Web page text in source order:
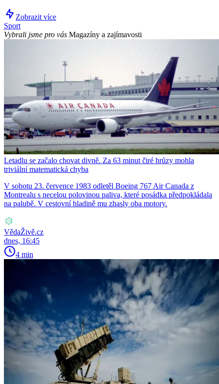
Zobrazit více
Sport
Vybrali jsme pro vás Magazíny a zajímavosti
Letadlu se začalo chovat divně. Za 63 minut čiré hrůzy mohla
triviální matematická chyba
V sobotu 23. července 1983 odletěl Boeing 767 Air Canada z
Montrealu s necelou polovinou paliva, které posádka předpokládala
na palubě. V cestovní hladině mu zhasly oba motory.
VědaŽivě.cz
dnes, 16:45
4 min